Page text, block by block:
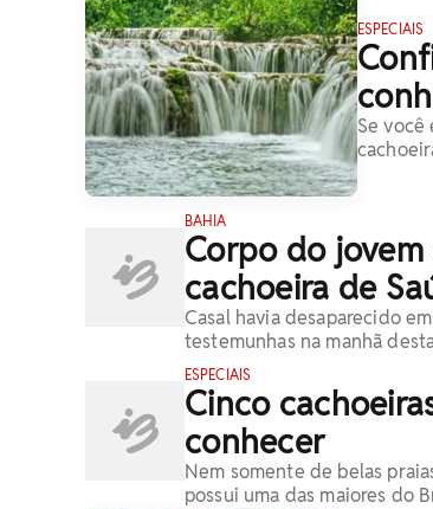
ESPECIAIS
Se você
BAHIA
Corpo do
cachoeira de
Casal havia desaparecido
testemunhas na manhã
ESPECIAIS
Cinco
conhecer
Nem somente de belas
possui uma das maiores do